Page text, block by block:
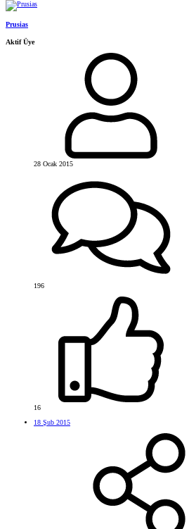
Prusias
Aktif Üye
28 Ocak 2015
196
16
18 Şub 2015